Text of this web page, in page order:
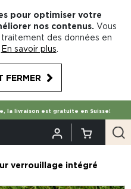
pour optimiser votre
nos contenus. Vous
des données en
En savoir plus
FERMER
la livraison est gratuite en Suisse!
verrouillage intégré